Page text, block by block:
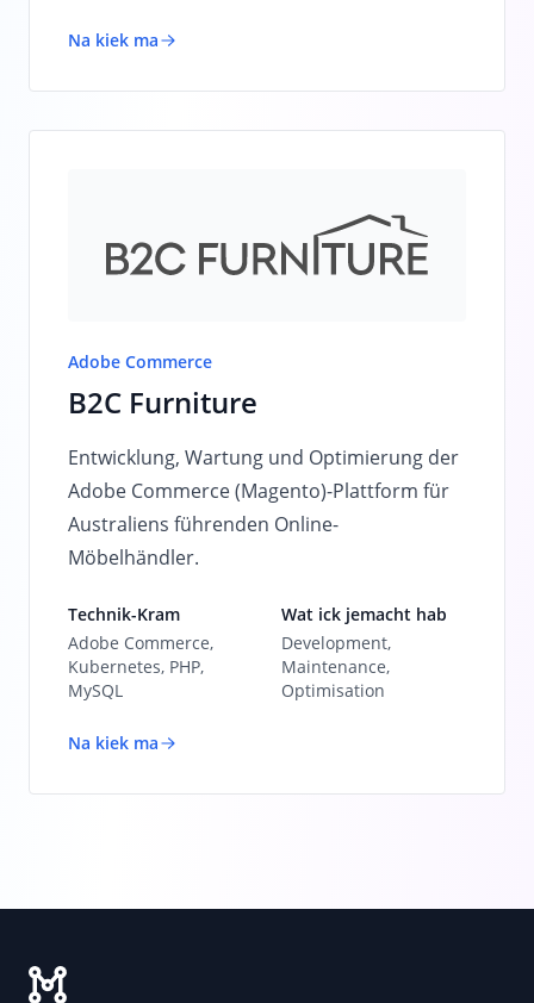
Na kiek ma
Adobe Commerce
B2C Furniture
Entwicklung, Wartung und Optimierung der
Adobe Commerce (Magento)-Plattform für
Australiens führenden Online-
Möbelhändler.
Technik-Kram
Adobe Commerce,
Kubernetes, PHP,
MySQL
Wat ick jemacht hab
Development,
Maintenance,
Optimisation
Na kiek ma